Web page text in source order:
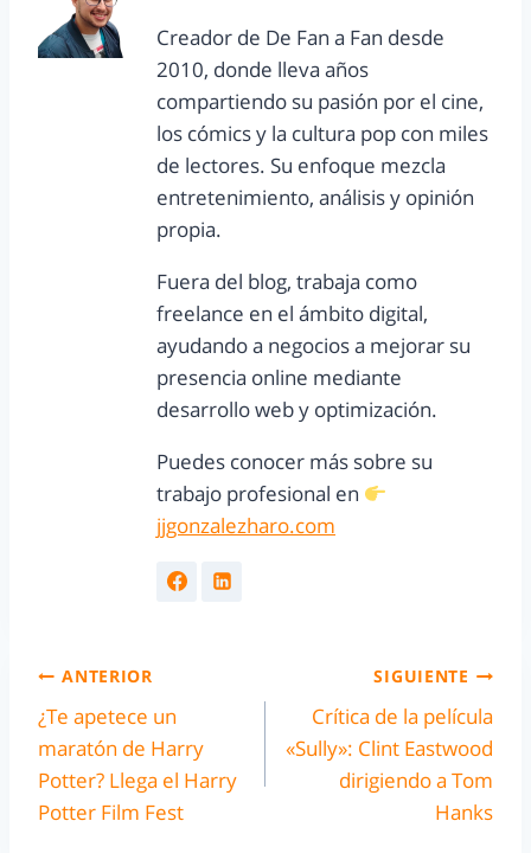
Creador de De Fan a Fan desde
2010, donde lleva años
compartiendo su pasión por el cine,
los cómics y la cultura pop con miles
de lectores. Su enfoque mezcla
entretenimiento, análisis y opinión
propia.
Fuera del blog, trabaja como
freelance en el ámbito digital,
ayudando a negocios a mejorar su
presencia online mediante
desarrollo web y optimización.
Puedes conocer más sobre su
trabajo profesional en
jjgonzalezharo.com
ANTERIOR
¿Te apetece un
maratón de Harry
Potter? Llega el Harry
Potter Film Fest
SIGUIENTE
Crítica de la película
«Sully»: Clint Eastwood
dirigiendo a Tom
Hanks